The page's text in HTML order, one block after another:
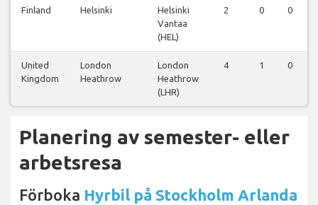
Finland Helsinki
Helsinki
Vantaa
(HEL)
2 0 0
United
Kingdom
London
Heathrow
London
Heathrow
(LHR)
4 1 0
Planering av semester- eller
arbetsresa
Förboka Hyrbil på Stockholm Arlanda